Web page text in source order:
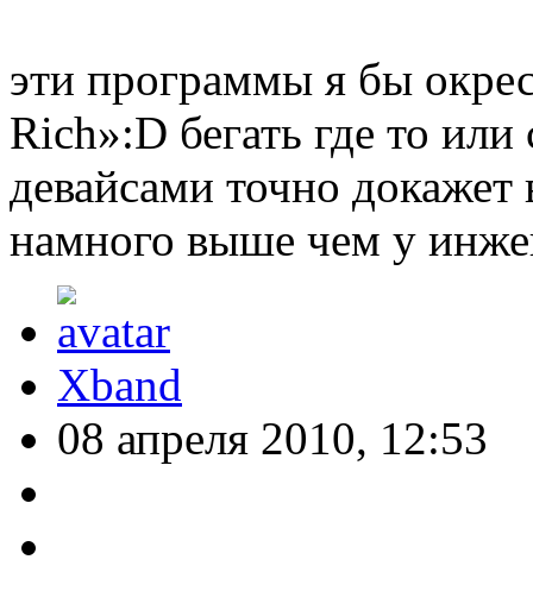
эти программы я бы
Rich»:D бегать где то
девайсами точно докажет
намного выше чем у
Xband
08 апреля 2010, 12:53